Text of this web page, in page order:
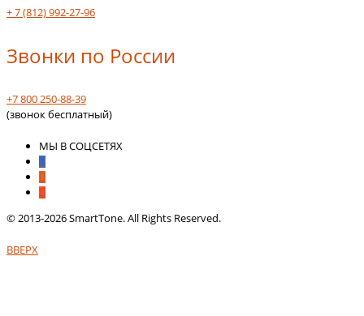
+ 7 (812) 992-27-96
Звонки по России
+7 800 250-88-39
(звонок бесплатный)
МЫ В СОЦСЕТЯХ
© 2013-2026 SmartTone. All Rights Reserved.
ВВЕРХ